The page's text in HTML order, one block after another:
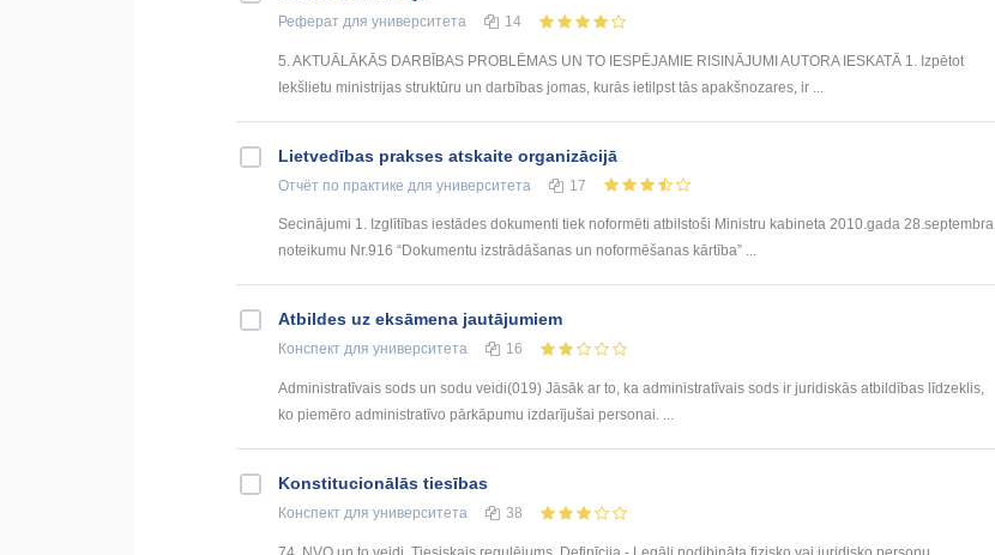
Реферат для университета 14
5. AKTUĀLĀKĀS DARBĪBAS PROBLĒMAS UN TO IESPĒJAMIE RISINĀJUMI AUTORA IESKATĀ 1. Izpētot
Iekšlietu ministrijas struktūru un darbības jomas, kurās ietilpst tās apakšnozares, ir ...
Lietvedības prakses atskaite organizācijā
Отчёт по практике для университета 17
Secinājumi 1. Izglītības iestādes dokumenti tiek noformēti atbilstoši Ministru kabineta 2010.gada 28.septembra
noteikumu Nr.916 “Dokumentu izstrādāšanas un noformēšanas kārtība” ...
Atbildes uz eksāmena jautājumiem
Конспект для университета 16
Administratīvais sods un sodu veidi(019) Jāsāk ar to, ka administratīvais sods ir juridiskās atbildības līdzeklis,
ko piemēro administratīvo pārkāpumu izdarījušai personai. ...
Konstitucionālās tiesības
Конспект для университета 38